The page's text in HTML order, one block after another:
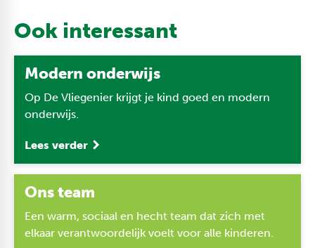
“Ik ben trot...
Ook interessant
Modern onderwijs
Op De Vliegenier krijgt je kind goed en modern
onderwijs.
Lees verder
Ons team
Een warm, sociaal en hecht team dat zich met
elkaar verantwoordelijk voelt voor alle kinderen.